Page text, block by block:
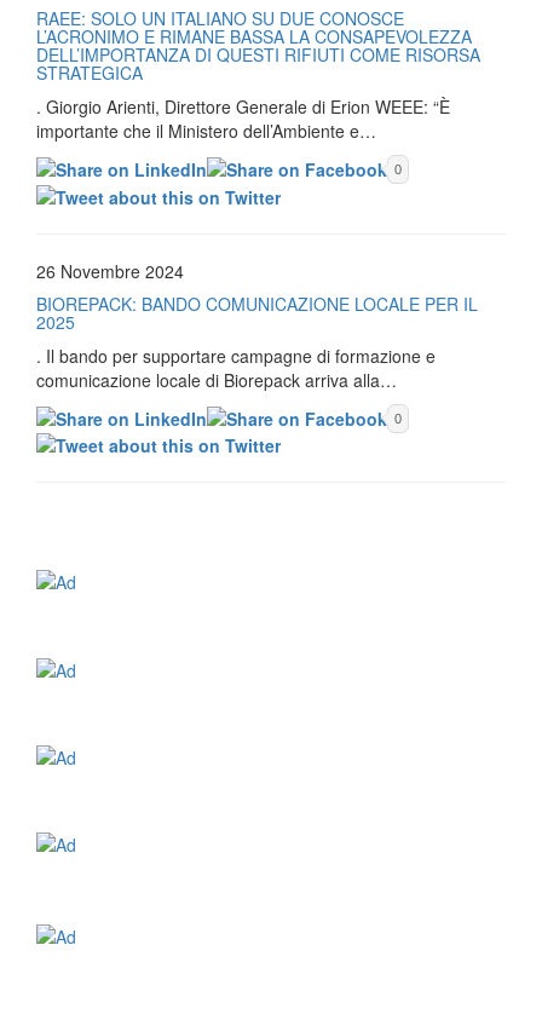
RAEE: SOLO UN ITALIANO SU DUE CONOSCE
L’ACRONIMO E RIMANE BASSA LA CONSAPEVOLEZZA
DELL’IMPORTANZA DI QUESTI RIFIUTI COME RISORSA
STRATEGICA
. Giorgio Arienti, Direttore Generale di Erion WEEE: “È
importante che il Ministero dell’Ambiente e…
0
26 Novembre 2024
BIOREPACK: BANDO COMUNICAZIONE LOCALE PER IL
2025
. Il bando per supportare campagne di formazione e
comunicazione locale di Biorepack arriva alla…
0